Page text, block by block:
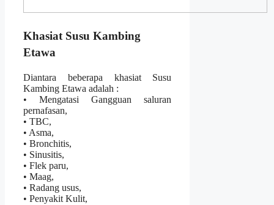
Khasiat Susu Kambing
Etawa
Diantara beberapa khasiat Susu
Kambing Etawa adalah :
• Mengatasi Gangguan saluran
pernafasan,
• TBC,
• Asma,
• Bronchitis,
• Sinusitis,
• Flek paru,
• Maag,
• Radang usus,
• Penyakit Kulit,